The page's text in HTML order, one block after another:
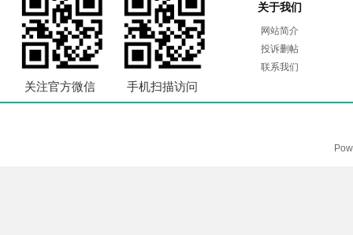
关注官方微信 手机扫描访问
关于我们
网站简介
投诉删帖
联系我们